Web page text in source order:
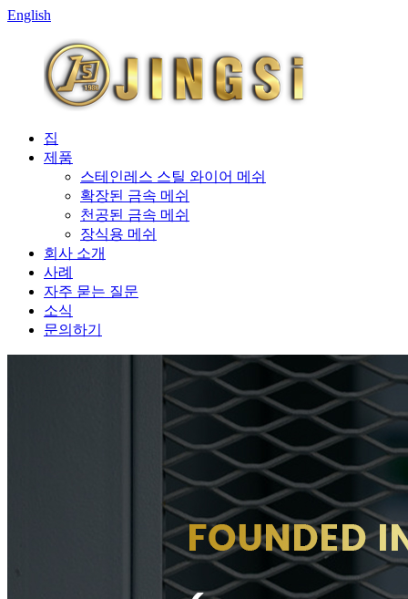
English
집
제품
스테인레스 스틸 와이어 메쉬
확장된 금속 메쉬
천공된 금속 메쉬
장식용 메쉬
회사 소개
사례
자주 묻는 질문
소식
문의하기